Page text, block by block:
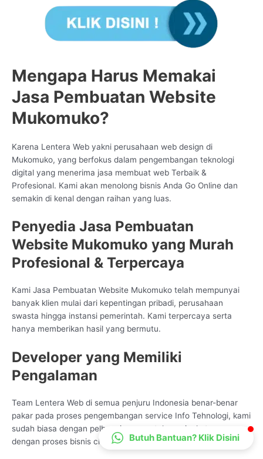
Mengapa Harus Memakai
Jasa Pembuatan Website
Mukomuko?
Karena Lentera Web yakni perusahaan web design di
Mukomuko, yang berfokus dalam pengembangan teknologi
digital yang menerima jasa membuat web Terbaik &
Profesional. Kami akan menolong bisnis Anda Go Online dan
semakin di kenal dengan raihan yang luas.
Penyedia Jasa Pembuatan
Website Mukomuko yang Murah
Profesional & Terpercaya
Kami Jasa Pembuatan Website Mukomuko telah mempunyai
banyak klien mulai dari kepentingan pribadi, perusahaan
swasta hingga instansi pemerintah. Kami terpercaya serta
hanya memberikan hasil yang bermutu.
Developer yang Memiliki
Pengalaman
Team Lentera Web di semua penjuru Indonesia benar-benar
pakar pada proses pengembangan service Info Tehnologi, kami
sudah biasa dengan pelbagai ragam style peningkatan sama
dengan proses bisnis client
Online
Butuh Bantuan? Klik Disini